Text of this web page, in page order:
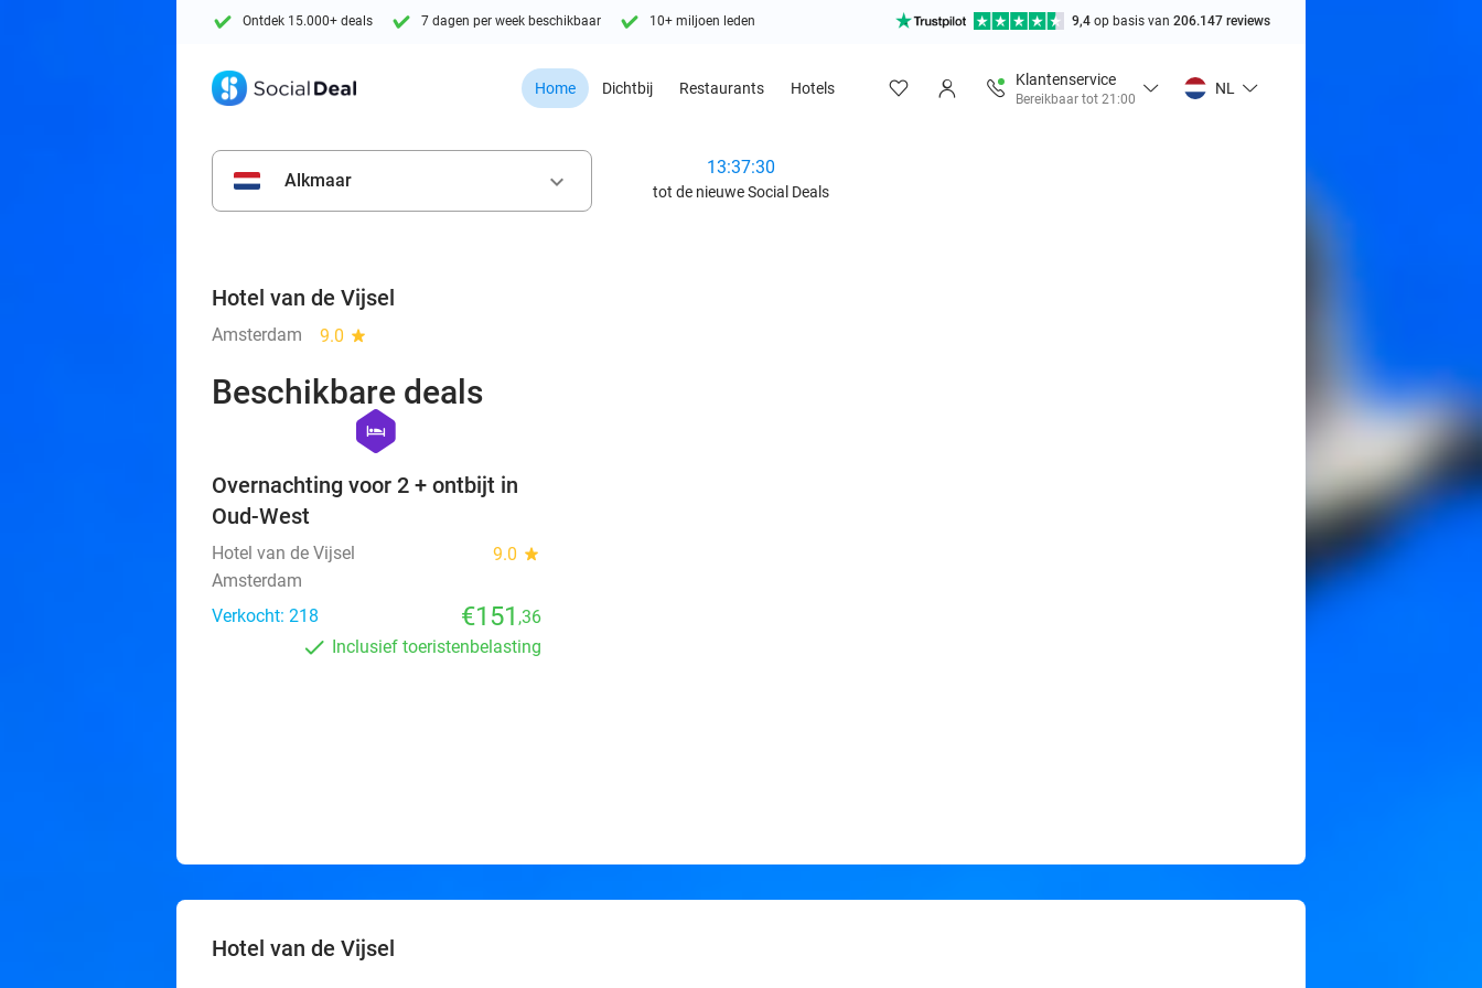
Ontdek 15.000+ deals 7 dagen per week beschikbaar 10+ miljoen leden 9,4 op basis van 206.147 reviews
Home Dichtbij Restaurants Hotels
Klantenservice
Bereikbaar tot 21:00
NL
Alkmaar keyboard_arrow_down
13:37:28
tot de nieuwe Social Deals
Hotel van de Vijsel
Amsterdam 9.0 star
Beschikbare deals
hexagon
hotel
Overnachting voor 2 + ontbijt in
Oud-West
Hotel van de Vijsel 9.0 star
Amsterdam
Verkocht: 218
€151 ,36
Inclusief toeristenbelasting
Hotel van de Vijsel